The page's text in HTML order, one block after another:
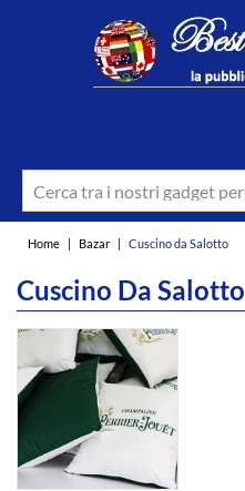
Home | Bazar | Cuscino da Salotto
Cuscino Da Salotto